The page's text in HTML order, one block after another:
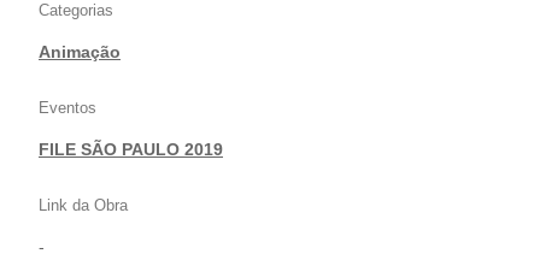
Categorias
Animação
Eventos
FILE SÃO PAULO 2019
Link da Obra
-